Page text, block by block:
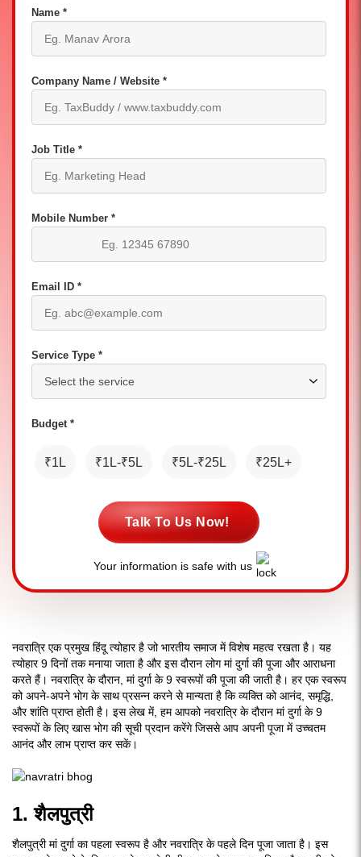
Name *
Company Name / Website *
Job Title *
Mobile Number *
Email ID *
Service Type *
Budget *
₹1L ₹1L-₹5L ₹5L-₹25L ₹25L+
Talk To Us Now!
Your information is safe with us
नवरात्रि एक प्रमुख हिंदू त्योहार है जो भारतीय समाज में विशेष महत्व रखता है। यह
त्योहार 9 दिनों तक मनाया जाता है और इस दौरान लोग मां दुर्गा की पूजा और आराधना
करते हैं। नवरात्रि के दौरान, मां दुर्गा के 9 स्वरूपों की पूजा की जाती है। हर एक स्वरूप
को अपने-अपने भोग के साथ प्रसन्न करने से मान्यता है कि व्यक्ति को आनंद, समृद्धि,
और शांति प्राप्त होती है। इस लेख में, हम आपको नवरात्रि के दौरान मां दुर्गा के 9
स्वरूपों के लिए खास भोग की सूची प्रदान करेंगे जिससे आप अपनी पूजा में उच्चतम
आनंद और लाभ प्राप्त कर सकें।
1. शैलपुत्री
शैलपुत्री मां दुर्गा का पहला स्वरूप है और नवरात्रि के पहले दिन पूजा जाता है। इस